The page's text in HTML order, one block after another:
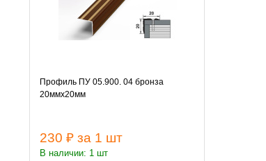
Профиль ПУ 05.900. 04 бронза
20ммх20мм
230 ₽ за 1 шт
В наличии: 1 шт